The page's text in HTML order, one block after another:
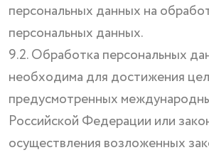
персональных данных на
персональных данных.
9.2. Обработка персональных
необходима для достижения
предусмотренных
Российской Федерации или
осуществления возложенных